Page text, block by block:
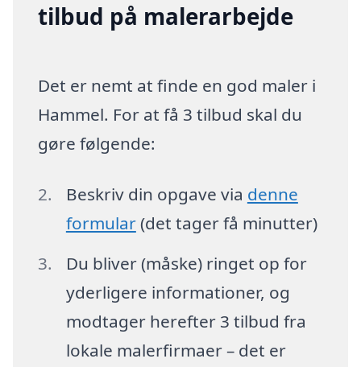
tilbud på malerarbejde
Det er nemt at finde en god maler i
Hammel. For at få 3 tilbud skal du
gøre følgende:
Beskriv din opgave via denne
formular(det tager få minutter)
Du bliver (måske) ringet op for
yderligere informationer, og
modtager herefter 3 tilbud fra
lokale malerfirmaer – det er